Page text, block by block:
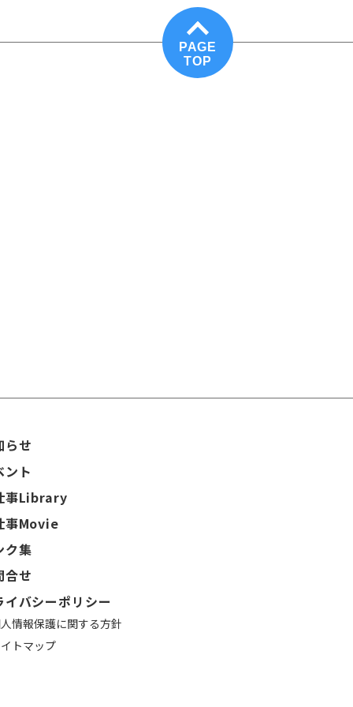
PAGE
TOP
らせ
ント
事Library
事Movie
ク集
合せ
イバシーポリシー
情報保護に関する方針
トマップ